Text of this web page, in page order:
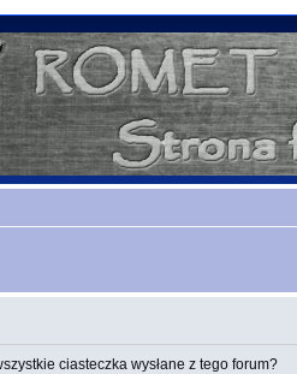
ciasteczka wysłane z tego forum?